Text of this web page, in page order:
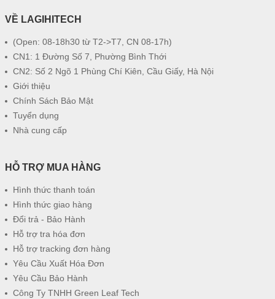
VỀ LAGIHITECH
(Open: 08-18h30 từ T2->T7, CN 08-17h)
CN1: 1 Đường Số 7, Phường Bình Thới
CN2: Số 2 Ngõ 1 Phùng Chí Kiên, Cầu Giấy, Hà Nội
Giới thiệu
Chính Sách Bảo Mật
Tuyển dụng
Nhà cung cấp
HỖ TRỢ MUA HÀNG
Hình thức thanh toán
Hình thức giao hàng
Đổi trả - Bảo Hành
Hỗ trợ tra hóa đơn
Hỗ trợ tracking đơn hàng
Yêu Cầu Xuất Hóa Đơn
Yêu Cầu Bảo Hành
Công Ty TNHH Green Leaf Tech